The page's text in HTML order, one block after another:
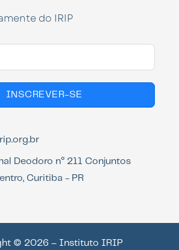
do IRIP
INSCREVER-SE
Deodoro n° 211 Conjuntos
Curitiba - PR
© 2026 – Instituto IRIP